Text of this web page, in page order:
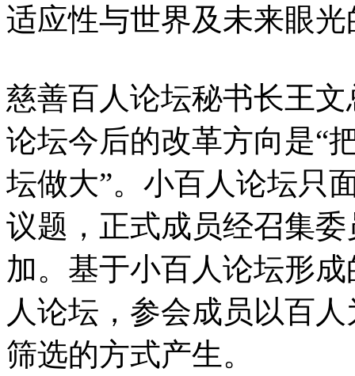
适应性与世界及未来眼
慈善百人论坛秘书长王
论坛今后的改革方向是“
坛做大”。小百人论坛只
议题，正式成员经召集
加。基于小百人论坛形
人论坛，参会成员以百
筛选的方式产生。